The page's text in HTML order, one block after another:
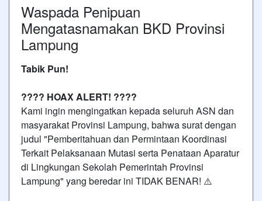
Waspada Penipuan
Mengatasnamakan BKD Provinsi
Lampung
Tabik Pun!
???? HOAX ALERT! ????
Kami ingin mengingatkan kepada seluruh ASN dan
masyarakat Provinsi Lampung, bahwa surat dengan
judul "Pemberitahuan dan Permintaan Koordinasi
Terkait Pelaksanaan Mutasi serta Penataan Aparatur
di Lingkungan Sekolah Pemerintah Provinsi
Lampung" yang beredar ini TIDAK BENAR! ⚠️